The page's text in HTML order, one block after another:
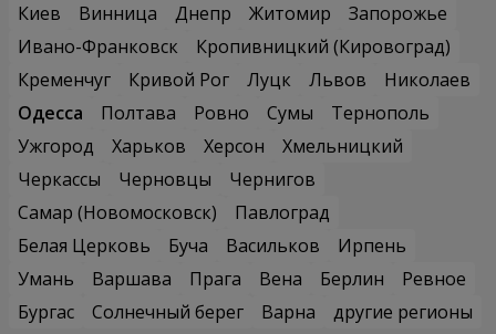
Киев
Винница Днепр Житомир
Запорожье
Ивано-Франковск
Кропивницкий (Кировоград)
Кременчуг
Кривой Рог Луцк Львов
Николаев
Одесса
Полтава Ровно Сумы
Тернополь
Ужгород
Харьков Херсон
Хмельницкий
Черкассы
Черновцы
Чернигов
Самар (Новомосковск)
Павлоград
Белая Церковь
Буча Васильков
Ирпень
Умань
Варшава Прага Вена Берлин
Ревное
Бургас
Солнечный берег Варна
другие регионы